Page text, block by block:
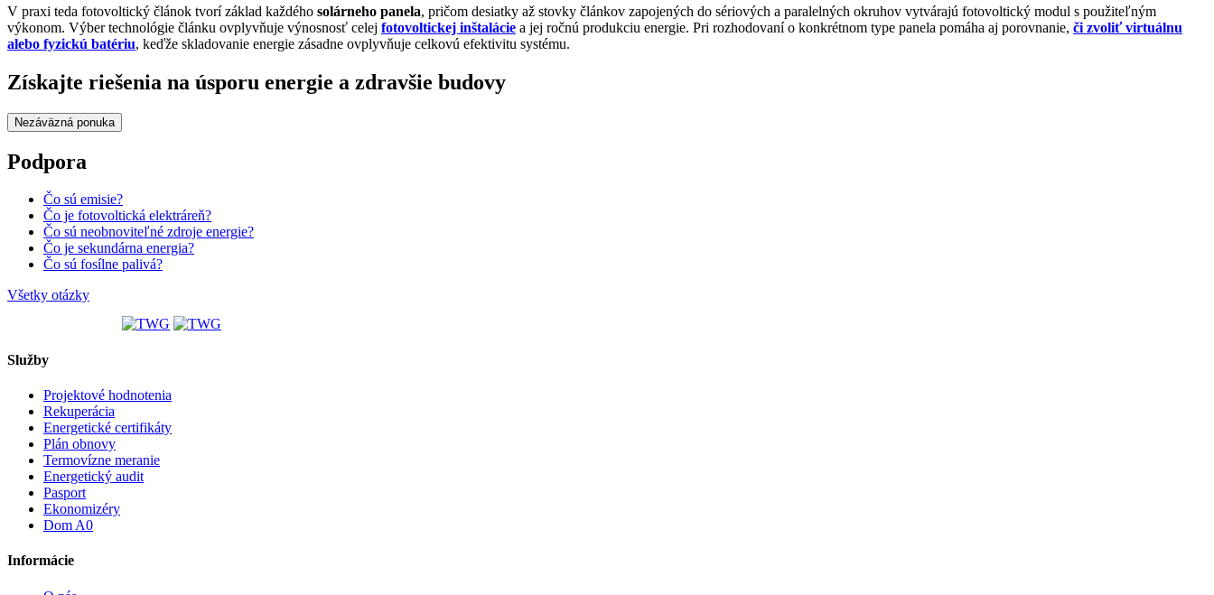
V praxi teda fotovoltický článok tvorí základ každého solárneho panela, pričom desiatky až stovky článkov zapojených do sériových a paralelných okruhov vytvárajú fotovoltický modul s použiteľným
výkonom. Výber technológie článku ovplyvňuje výnosnosť celej fotovoltickej inštalácie a jej ročnú produkciu energie. Pri rozhodovaní o konkrétnom type panela pomáha aj porovnanie, či zvoliť virtuálnu
alebo fyzickú batériu, keďže skladovanie energie zásadne ovplyvňuje celkovú efektivitu systému.
Získajte riešenia na úsporu energie a zdravšie budovy
Nezáväzná ponuka
Podpora
Čo sú emisie?
Čo je fotovoltická elektráreň?
Čo sú neobnoviteľné zdroje energie?
Čo je sekundárna energia?
Čo sú fosílne palivá?
Všetky otázky
Služby
Projektové hodnotenia
Rekuperácia
Energetické certifikáty
Plán obnovy
Termovízne meranie
Energetický audit
Pasport
Ekonomizéry
Dom A0
Informácie